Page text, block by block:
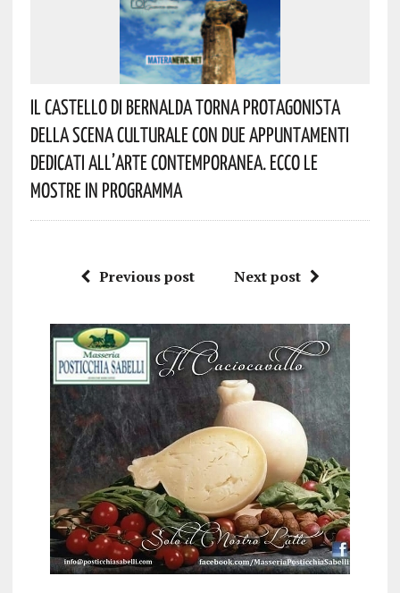
Il Castello Di Bernalda Torna Protagonista
Della Scena Culturale Con Due Appuntamenti
Dedicati All’arte Contemporanea. Ecco Le
Mostre In Programma
Previous post Next post